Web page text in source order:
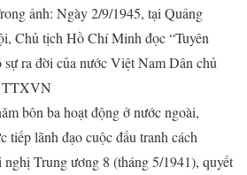
ảnh: Ngày 2/9/1945, tại Quảng
Chủ tịch Hồ Chí Minh đọc “Tuyên
ra đời của nước Việt Nam Dân chủ
TTXVN
bôn ba hoạt động ở nước ngoài,
tiếp lãnh đạo cuộc đấu tranh cách
Trung ương 8 (tháng 5/1941), quyết